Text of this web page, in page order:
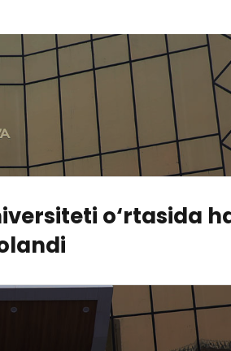
o‘rtasida